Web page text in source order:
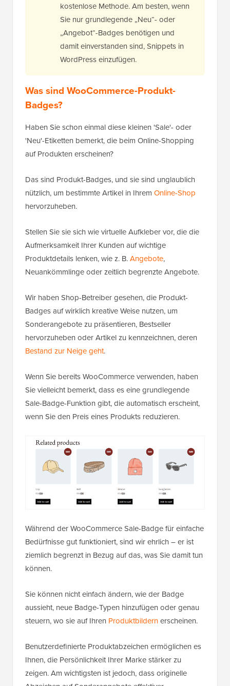
kostenlose Methode. Am besten, wenn
Sie nur grundlegende „Neu“- oder
„Angebot“-Badges benötigen und
damit einverstanden sind, Snippets in
WordPress einzufügen.
Was sind WooCommerce-Produkt-
Badges?
Haben Sie schon einmal diese kleinen 'Sale'- oder
'Neu'-Etiketten bemerkt, die beim Online-Shopping
auf Produkten erscheinen?
Das sind Produkt-Badges, und sie sind unglaublich
nützlich, um bestimmte Artikel in Ihrem Online-Shop
hervorzuheben.
Stellen Sie sie sich wie virtuelle Aufkleber vor, die die
Aufmerksamkeit Ihrer Kunden auf wichtige
Produktdetails lenken, wie z. B.Angebote,
Neuankömmlinge oder zeitlich begrenzte Angebote.
Wir haben Shop-Betreiber gesehen, die Produkt-
Badges auf wirklich kreative Weise nutzen, um
Sonderangebote zu präsentieren, Bestseller
hervorzuheben oder Artikel zu kennzeichnen, deren
Bestand zur Neige geht.
Wenn Sie bereits WooCommerce verwenden, haben
Sie vielleicht bemerkt, dass es eine grundlegende
Sale-Badge-Funktion gibt, die automatisch erscheint,
wenn Sie den Preis eines Produkts reduzieren.
Während der WooCommerce Sale-Badge für einfache
Bedürfnisse gut funktioniert, sind wir ehrlich – er ist
ziemlich begrenzt in Bezug auf das, was Sie damit tun
können.
Sie können nicht einfach ändern, wie der Badge
aussieht, neue Badge-Typen hinzufügen oder genau
steuern, wo sie auf Ihren Produktbildernerscheinen.
Benutzerdefinierte Produktabzeichen ermöglichen es
Ihnen, die Persönlichkeit Ihrer Marke stärker zu
zeigen. Am wichtigsten ist jedoch, dass originelle